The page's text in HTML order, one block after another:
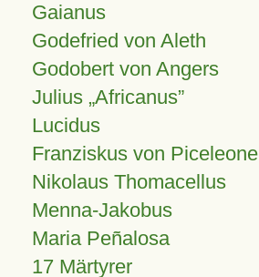
Gaianus
Godefried von Aleth
Godobert von Angers
Julius Africanus
Lucidus
Franziskus von Piceleone
Nikolaus Thomacellus
Menna-Jakobus
Maria Peñalosa
17 Märtyrer